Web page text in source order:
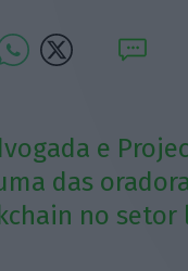
e
das
no setor